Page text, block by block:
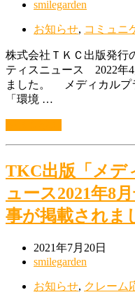
smilegarden
お知らせ, コミュニ
株式会社ＴＫＣ出版発行
ティスニュース 2022年
ました。 メディカルプ
「環境 …
TKC出版「メデ
ュース2021年8
事が掲載されま
2021年7月20日
smilegarden
お知らせ, クレーム